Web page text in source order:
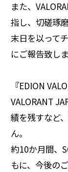
また、
指し、切磋琢
末日を以って
にご報告致しま
『EDION
VALORANT
績を残すなど
ん。
約10か月間、
もに、今後の